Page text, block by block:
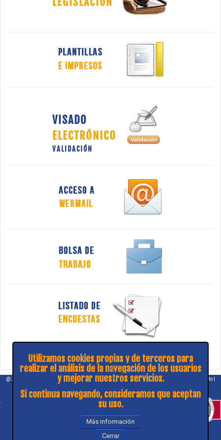
@ 2026 COPITIBA | Aviso legal |Política de privacidad |¿Consulta y sugerencias? Contacto
Mapa web
Utilizamos cookies propias y de terceros para
realizar el análisis de la navegación de los usuarios
y mejorar nuestros servicios.
Si continua navegando, consideramos que aceptan
su uso.
Más información
Cerrar